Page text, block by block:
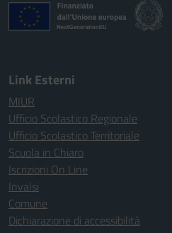
Link Esterni
MIUR
Ufficio Scolastico Regionale
Ufficio Scolastico Territoriale
Scuola in Chiaro
Iscrizioni On Line
Invalsi
Comune
Dichiarazione di accessibilità